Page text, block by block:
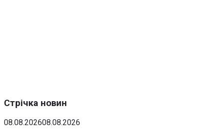
Стрічка новин
08.08.202608.08.2026